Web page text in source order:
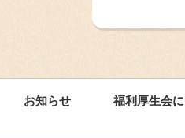
お知らせ 福利厚生会